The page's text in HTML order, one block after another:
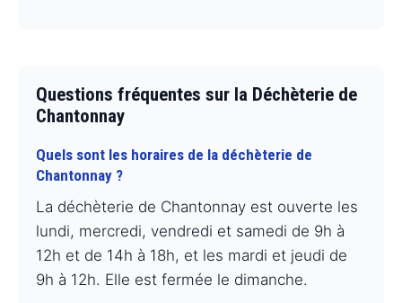
Questions fréquentes sur la Déchèterie de
Chantonnay
Quels sont les horaires de la déchèterie de
Chantonnay ?
La déchèterie de Chantonnay est ouverte les
lundi, mercredi, vendredi et samedi de 9h à
12h et de 14h à 18h, et les mardi et jeudi de
9h à 12h. Elle est fermée le dimanche.